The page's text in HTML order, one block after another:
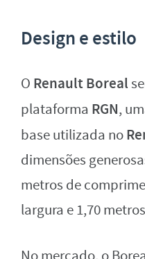
Design e estilo
O Renault Boreal
plataforma RGN,
base utilizada no
dimensões
metros de
largura e 1,70